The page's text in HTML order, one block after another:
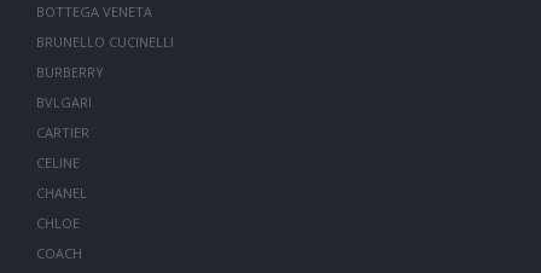
BOTTEGA VENETA
BRUNELLO CUCINELLI
BURBERRY
BVLGARI
CARTIER
CELINE
CHANEL
CHLOE
COACH